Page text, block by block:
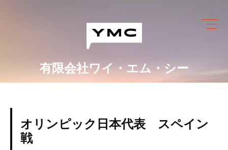
有限会社ワイ・エム・シー
ワイ・エム・シーにできること
会社情報
オリンピック日本代表 スペイン
戦